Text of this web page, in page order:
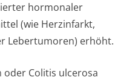
hormonaler
(wie Herzinfarkt,
Lebertumoren) erhöht.
oder Colitis ulcerosa